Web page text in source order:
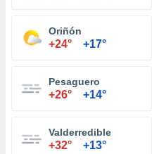
Oriñón
+24° +17°
Pesaguero
+26° +14°
Valderredible
+32° +13°